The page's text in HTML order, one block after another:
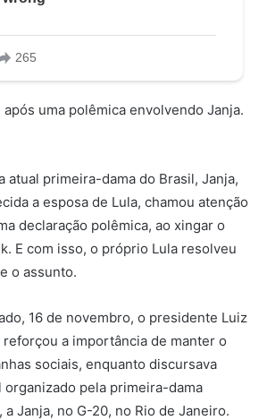
uma polêmica envolvendo Janja.
atual primeira-dama do Brasil, Janja,
a esposa de Lula, chamou atenção
declaração polêmica, ao xingar o
E com isso, o próprio Lula resolveu
o assunto.
16 de novembro, o presidente Luiz
reforçou a importância de manter o
sociais, enquanto discursava
pela primeira-dama
a Janja, no G-20, no Rio de Janeiro.